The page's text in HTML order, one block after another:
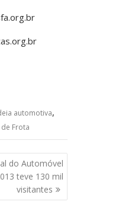
automotiva,
Frota
do Automóvel
teve 130 mil
visitantes